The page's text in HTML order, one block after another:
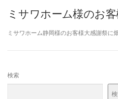
ミサワホーム様のお
ミサワホーム静岡様のお客様大感謝祭に
検索